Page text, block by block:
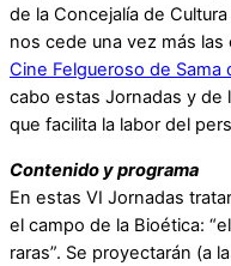
de la Concejalía de
nos cede una vez más
Cine Felgueroso de Sama
cabo estas Jornadas y de
que facilita la labor del
Contenido y programa
En estas VI Jornadas
el campo de la Bioética:
raras”. Se proyectarán (a